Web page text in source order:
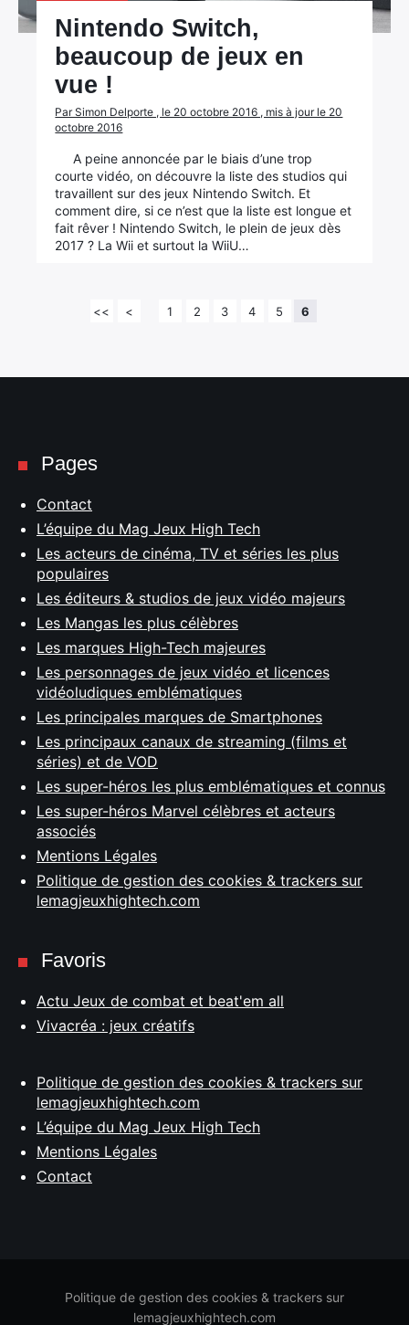
Nintendo Switch,
beaucoup de jeux en
vue !
Par Simon Delporte , le 20 octobre 2016 , mis à jour le 20
octobre 2016
A peine annoncée par le biais d’une trop
courte vidéo, on découvre la liste des studios qui
travaillent sur des jeux Nintendo Switch. Et
comment dire, si ce n’est que la liste est longue et
fait rêver ! Nintendo Switch, le plein de jeux dès
2017 ? La Wii et surtout la WiiU…
<< < 1 2 3 4 5 6
Pages
Contact
L’équipe du Mag Jeux High Tech
Les acteurs de cinéma, TV et séries les plus
populaires
Les éditeurs & studios de jeux vidéo majeurs
Les Mangas les plus célèbres
Les marques High-Tech majeures
Les personnages de jeux vidéo et licences
vidéoludiques emblématiques
Les principales marques de Smartphones
Les principaux canaux de streaming (films et
séries) et de VOD
Les super-héros les plus emblématiques et connus
Les super-héros Marvel célèbres et acteurs
associés
Mentions Légales
Politique de gestion des cookies & trackers sur
lemagjeuxhightech.com
Favoris
Actu Jeux de combat et beat'em all
Vivacréa : jeux créatifs
Politique de gestion des cookies & trackers sur
lemagjeuxhightech.com
L’équipe du Mag Jeux High Tech
Mentions Légales
Contact
Politique de gestion des cookies & trackers sur
lemagjeuxhightech.com